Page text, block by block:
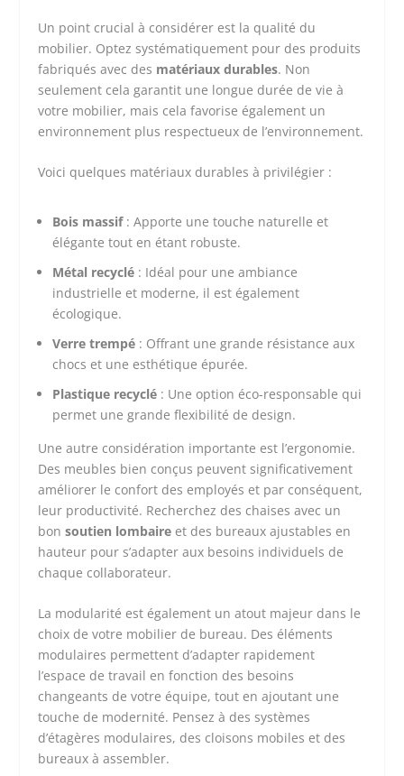
Un point crucial à considérer est la qualité du
mobilier. Optez systématiquement pour des produits
fabriqués avec des matériaux durables. Non
seulement cela garantit une longue durée de vie à
votre mobilier, mais cela favorise également un
environnement plus respectueux de l’environnement.
Voici quelques matériaux durables à privilégier :
Bois massif: Apporte une touche naturelle et
élégante tout en étant robuste.
Métal recyclé : Idéal pour une ambiance
industrielle et moderne, il est également
écologique.
Verre trempé : Offrant une grande résistance aux
chocs et une esthétique épurée.
Plastique recyclé : Une option éco-responsable qui
permet une grande flexibilité de design.
Une autre considération importante est l’ergonomie.
Des meubles bien conçus peuvent significativement
améliorer le confort des employés et par conséquent,
leur productivité. Recherchez des chaises avec un
bonsoutien lombaire et des bureaux ajustables en
hauteur pour s’adapter aux besoins individuels de
chaque collaborateur.
La modularité est également un atout majeur dans le
choix de votre mobilier de bureau. Des éléments
modulaires permettent d’adapter rapidement
l’espace de travail en fonction des besoins
changeants de votre équipe, tout en ajoutant une
touche de modernité. Pensez à des systèmes
d’étagères modulaires, des cloisons mobiles et des
bureaux à assembler.